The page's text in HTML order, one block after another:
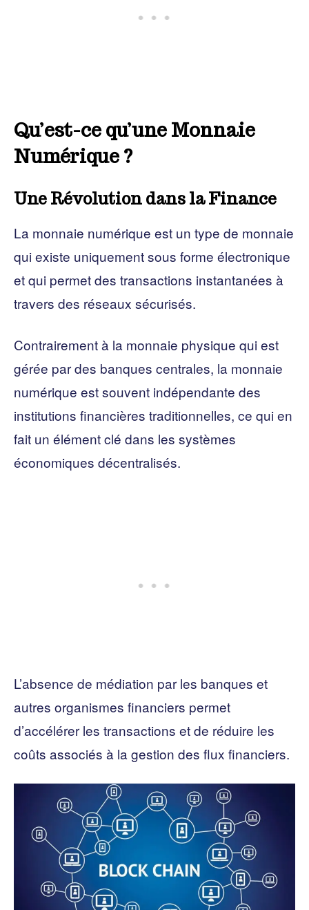
Qu’est-ce qu’une Monnaie
Numérique ?
Une Révolution dans la Finance
La monnaie numérique est un type de monnaie
qui existe uniquement sous forme électronique
et qui permet des transactions instantanées à
travers des réseaux sécurisés.
Contrairement à la monnaie physique qui est
gérée par des banques centrales, la monnaie
numérique est souvent indépendante des
institutions financières traditionnelles, ce qui en
fait un élément clé dans les systèmes
économiques décentralisés.
L’absence de médiation par les banques et
autres organismes financiers permet
d’accélérer les transactions et de réduire les
coûts associés à la gestion des flux financiers.